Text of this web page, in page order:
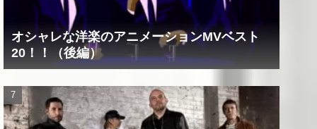
オシャレな洋楽のアニメーションMVベスト
20！！（後編）